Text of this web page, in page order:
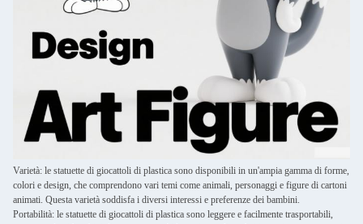
Varietà: le statuette di giocattoli di plastica sono disponibili in un'ampia gamma di forme,
colori e design, che comprendono vari temi come animali, personaggi e figure di cartoni
animati. Questa varietà soddisfa i diversi interessi e preferenze dei bambini.
Portabilità: le statuette di giocattoli di plastica sono leggere e facilmente trasportabili,